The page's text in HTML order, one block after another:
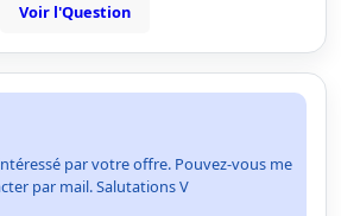
Voir l'Question
par votre offre. Pouvez-vous me
par mail. Salutations V